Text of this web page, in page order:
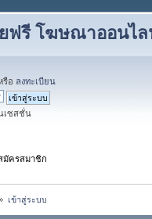
ฟรี โฆษณาออนไ
รือ ลงทะเบียน
เซสชั่น
มัครสมาชิก
เข้าสู่ระบบ